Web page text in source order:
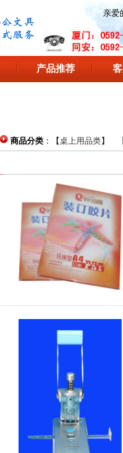
亲爱
产品推荐
商品分类：【桌上用品类】